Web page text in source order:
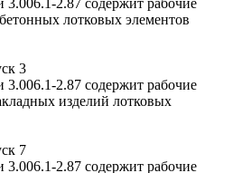
2.87 содержит рабочие
лотковых элементов
3
2.87 содержит рабочие
изделий лотковых
7
2.87 содержит рабочие